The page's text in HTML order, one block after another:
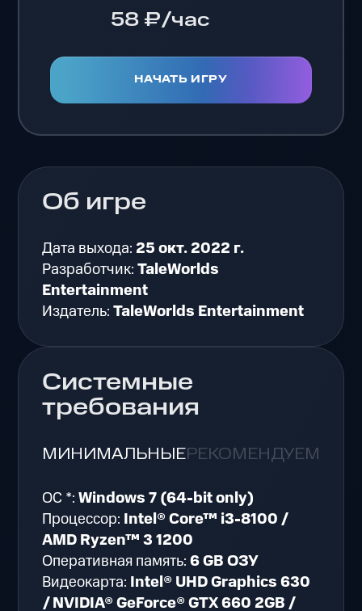
58 ₽/час
НАЧАТЬ ИГРУ
Об игре
Дата выхода: 25 окт. 2022 г.
Разработчик:TaleWorlds
Entertainment
Издатель:TaleWorlds Entertainment
Системные
требования
МИНИМАЛЬНЫЕРЕКОМЕНДУЕМЫЕ
ОС *:Windows 7 (64-bit only)
Процессор: Intel® Core™ i3-8100 /
AMD Ryzen™ 3 1200
Оперативная память:6 GB ОЗУ
Видеокарта: Intel® UHD Graphics 630
/ NVIDIA® GeForce® GTX 660 2GB /